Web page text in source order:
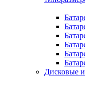
Дисковые